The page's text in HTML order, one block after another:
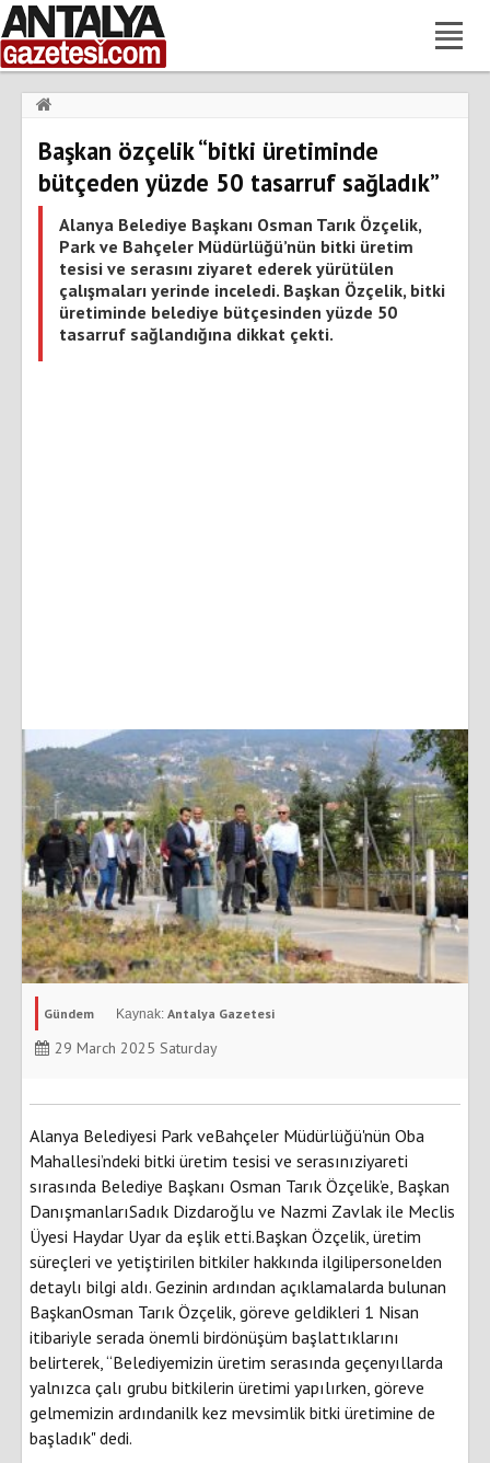
Başkan özçelik “bitki üretiminde bütçeden yüzde 50 tasarruf
sağladık”
Başkan özçelik “bitki üretiminde
bütçeden yüzde 50 tasarruf sağladık”
Alanya Belediye Başkanı Osman Tarık Özçelik,
Park ve Bahçeler Müdürlüğü’nün bitki üretim
tesisi ve serasını ziyaret ederek yürütülen
çalışmaları yerinde inceledi. Başkan Özçelik, bitki
üretiminde belediye bütçesinden yüzde 50
tasarruf sağlandığına dikkat çekti.
Gündem Antalya Gazetesi
29 March 2025 Saturday
Alanya Belediyesi Park veBahçeler Müdürlüğü'nün Oba
Mahallesi’ndeki bitki üretim tesisi ve serasınıziyareti
sırasında Belediye Başkanı Osman Tarık Özçelik’e, Başkan
DanışmanlarıSadık Dizdaroğlu ve Nazmi Zavlak ile Meclis
Üyesi Haydar Uyar da eşlik etti.Başkan Özçelik, üretim
süreçleri ve yetiştirilen bitkiler hakkında ilgilipersonelden
detaylı bilgi aldı. Gezinin ardından açıklamalarda bulunan
BaşkanOsman Tarık Özçelik, göreve geldikleri 1 Nisan
itibariyle serada önemli birdönüşüm başlattıklarını
belirterek, “Belediyemizin üretim serasında geçenyıllarda
yalnızca çalı grubu bitkilerin üretimi yapılırken, göreve
gelmemizin ardındanilk kez mevsimlik bitki üretimine de
başladık" dedi.